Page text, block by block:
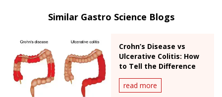
treatment of complex gastrointestinal disorders.
Similar Gastro Science Blogs
Crohn’s Disease vs
Ulcerative Colitis: How
to Tell the Difference
read more